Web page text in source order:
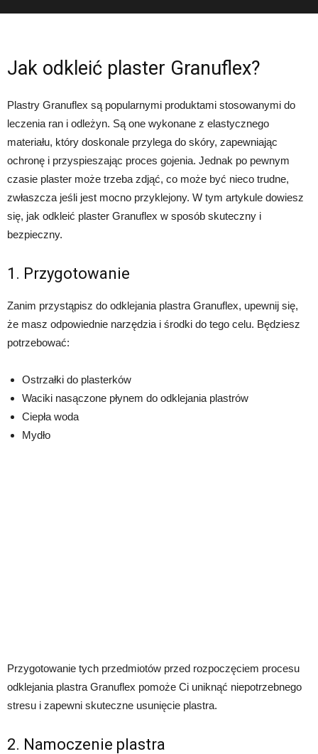
Jak odkleić plaster Granuflex?
Plastry Granuflex są popularnymi produktami stosowanymi do
leczenia ran i odleżyn. Są one wykonane z elastycznego
materiału, który doskonale przylega do skóry, zapewniając
ochronę i przyspieszając proces gojenia. Jednak po pewnym
czasie plaster może trzeba zdjąć, co może być nieco trudne,
zwłaszcza jeśli jest mocno przyklejony. W tym artykule dowiesz
się, jak odkleić plaster Granuflex w sposób skuteczny i
bezpieczny.
1. Przygotowanie
Zanim przystąpisz do odklejania plastra Granuflex, upewnij się,
że masz odpowiednie narzędzia i środki do tego celu. Będziesz
potrzebować:
Ostrzałki do plasterków
Waciki nasączone płynem do odklejania plastrów
Ciepła woda
Mydło
Przygotowanie tych przedmiotów przed rozpoczęciem procesu
odklejania plastra Granuflex pomoże Ci uniknąć niepotrzebnego
stresu i zapewni skuteczne usunięcie plastra.
2. Namoczenie plastra